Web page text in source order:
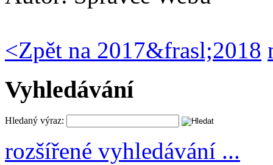
<Zpět na 2017&frasl;2018
Vyhledávání
Hledaný výraz:
rozšířené vyhledávání ...